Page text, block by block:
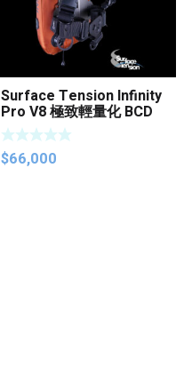
Surface Tension Infinity
Pro V8 極致輕量化 BCD
$66,000